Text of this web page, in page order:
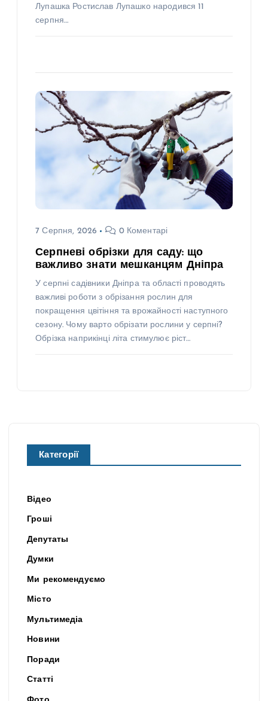
Лупашка Ростислав Лупашко народився 11
серпня…
7 Серпня, 2026 0 Коментарі
Серпневі обрізки для саду: що
важливо знати мешканцям Дніпра
У серпні садівники Дніпра та області проводять
важливі роботи з обрізання рослин для
покращення цвітіння та врожайності наступного
сезону. Чому варто обрізати рослини у серпні?
Обрізка наприкінці літа стимулює ріст…
Категорії
Відео
Гроші
Депутаты
Думки
Ми рекомендуємо
Місто
Мультимедіа
Новини
Поради
Статті